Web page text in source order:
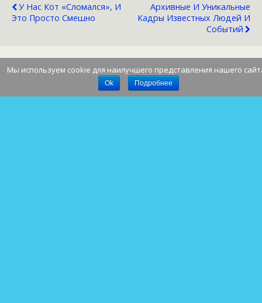
У Нас Кот «сломался», И
Это Просто Смешно
Архивные И Уникальные
Кадры Известных Людей И
Событий
Мы используем cookie для наилучшего представления нашего
Ok Подробнее
Наверх